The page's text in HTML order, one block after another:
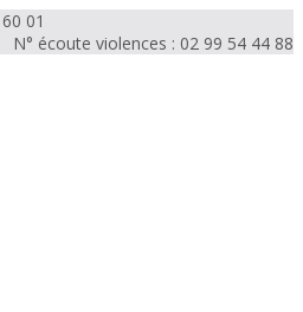
01
N° écoute violences : 02 99 54 44 88